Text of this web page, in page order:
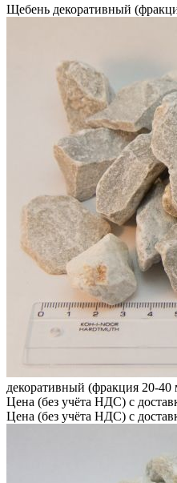
Щебень декоративный
декоративный (фракция 20-40
Цена (без учёта НДС) с
Цена (без учёта НДС) с